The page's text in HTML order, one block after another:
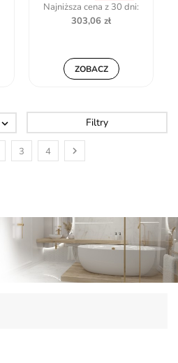
Najniższa cena z 30 dni:
303,06 zł
ZOBACZ
 Filtry
3 4 